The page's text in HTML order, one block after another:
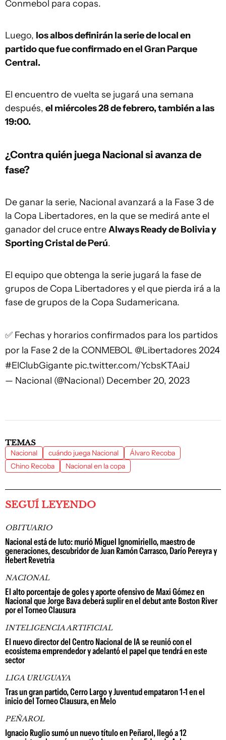
Conmebol para copas.
Luego, los albos definirán la serie de local en
partido que fue confirmado en el Gran Parque
Central.
El encuentro de vuelta se jugará una semana
después, el miércoles 28 de febrero, también a las
19:00.
¿Contra quién juega Nacional si avanza de
fase?
De ganar la serie, Nacional avanzará a la Fase 3 de
la Copa Libertadores, en la que se medirá ante el
ganador del cruce entreAlways Ready de Bolivia y
Sporting Cristal de Perú.
El equipo que obtenga la serie jugará la fase de
grupos de Copa Libertadores y el que pierda irá a la
fase de grupos de la Copa Sudamericana.
✅ Fechas y horarios confirmados para los partidos
por la Fase 2 de la CONMEBOL @Libertadores 2024
#ElClubGigante pic.twitter.com/YcbsKTAaiJ
— Nacional (@Nacional) December 20, 2023
TEMAS
Nacional cuándo juega Nacional
Álvaro Recoba
Chino Recoba
Nacional en la copa
SEGUÍ LEYENDO
OBITUARIO
Nacional está de luto: murió Miguel Ignomiriello, maestro de
generaciones, descubridor de Juan Ramón Carrasco, Darío Pereyra y
Hebert Revetria
NACIONAL
El alto porcentaje de goles y aporte ofensivo de Maxi Gómez en
Nacional que Jorge Bava deberá suplir en el debut ante Boston River
por el Torneo Clausura
INTELIGENCIA ARTIFICIAL
El nuevo director del Centro Nacional de IA se reunió con el
ecosistema emprendedor y adelantó el papel que tendrá en este
sector
LIGA URUGUAYA
Tras un gran partido, Cerro Largo y Juventud empataron 1-1 en el
inicio del Torneo Clausura, en Melo
PEÑAROL
Ignacio Ruglio sumó un nuevo título en Peñarol, llegó a 12